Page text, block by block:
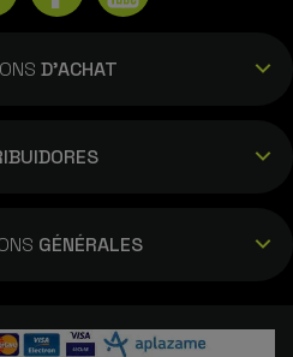
D'ACHAT
GÉNÉRALES